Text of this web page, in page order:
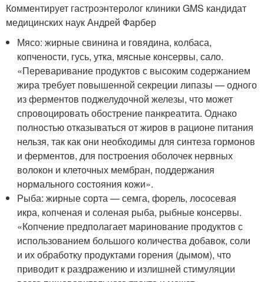
Комментирует гастроэнтеролог клиники GMS кандидат
медицинских наук Андрей Фарбер
Мясо: жирные свинина и говядина, колбаса,
копчености, гусь, утка, мясные консервы, сало.
«Переваривание продуктов с высоким содержанием
жира требует повышенной секреции липазы — одного
из ферментов поджелудочной железы, что может
спровоцировать обострение панкреатита. Однако
полностью отказываться от жиров в рационе питания
нельзя, так как они необходимы для синтеза гормонов
и ферментов, для построения оболочек нервных
волокон и клеточных мембран, поддержания
нормального состояния кожи».
Рыба: жирные сорта — семга, форель, лососевая
икра, копченая и соленая рыба, рыбные консервы.
«Копчение предполагает маринование продуктов с
использованием большого количества добавок, соли
и их обработку продуктами горения (дымом), что
приводит к раздражению и излишней стимуляции